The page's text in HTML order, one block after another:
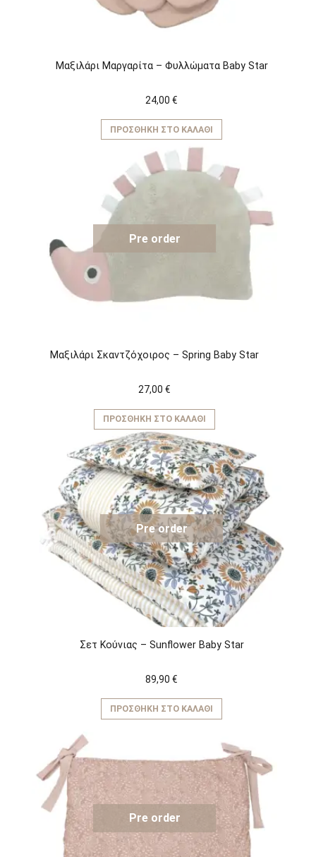
Μαξιλάρι Μαργαρίτα – Φυλλώματα Baby Star
24,00 €
ΠΡΟΣΘΉΚΗ ΣΤΟ ΚΑΛΆΘΙ
Pre order
Μαξιλάρι Σκαντζόχοιρος – Spring Baby Star
27,00 €
ΠΡΟΣΘΉΚΗ ΣΤΟ ΚΑΛΆΘΙ
Pre order
Σετ Κούνιας – Sunflower Baby Star
89,90 €
ΠΡΟΣΘΉΚΗ ΣΤΟ ΚΑΛΆΘΙ
Pre order